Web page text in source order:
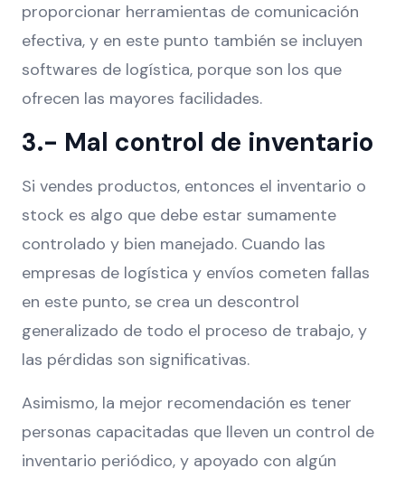
proporcionar herramientas de comunicación
efectiva, y en este punto también se incluyen
softwares de logística, porque son los que
ofrecen las mayores facilidades.
3.- Mal control de inventario
Si vendes productos, entonces el inventario o
stock es algo que debe estar sumamente
controlado y bien manejado. Cuando las
empresas de logística y envíos cometen fallas
en este punto, se crea un descontrol
generalizado de todo el proceso de trabajo, y
las pérdidas son significativas.
Asimismo, la mejor recomendación es tener
personas capacitadas que lleven un control de
inventario periódico, y apoyado con algún